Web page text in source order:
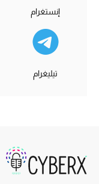
إنستغرام
تيليغرام